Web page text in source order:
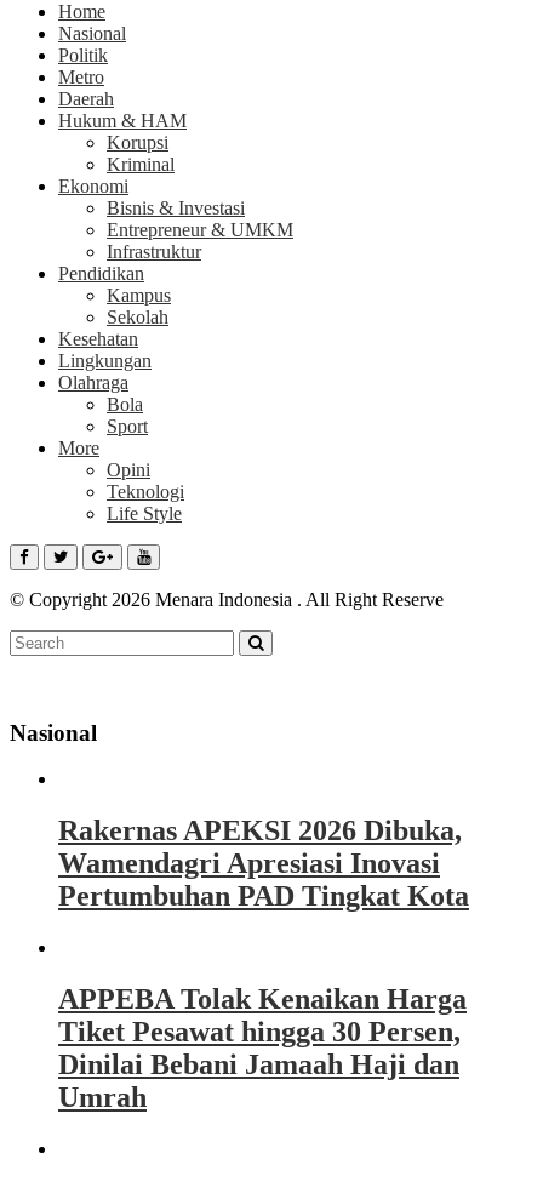
Home
Nasional
Politik
Metro
Daerah
Hukum & HAM
Korupsi
Kriminal
Ekonomi
Bisnis & Investasi
Entrepreneur & UMKM
Infrastruktur
Pendidikan
Kampus
Sekolah
Kesehatan
Lingkungan
Olahraga
Bola
Sport
More
Opini
Teknologi
Life Style
© Copyright 2026 Menara Indonesia . All Right Reserve
Nasional
Rakernas APEKSI 2026 Dibuka,
Wamendagri Apresiasi Inovasi
Pertumbuhan PAD Tingkat Kota
APPEBA Tolak Kenaikan Harga
Tiket Pesawat hingga 30 Persen,
Dinilai Bebani Jamaah Haji dan
Umrah